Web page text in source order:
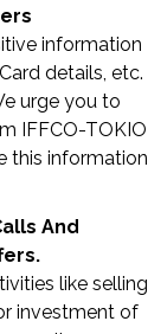
information
details, etc.
urge you to
IFFCO-TOKIO
this information
And
like selling
investment of